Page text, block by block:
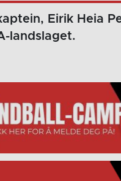
Eirik Heia
landslaget.